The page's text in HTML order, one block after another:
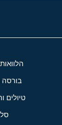
בורסה
טיולים